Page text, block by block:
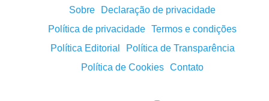
Sobre
Declaração de privacidade
Política de privacidade Termos e condições
Política Editorial
Política de Transparência
Política de Cookies Contato